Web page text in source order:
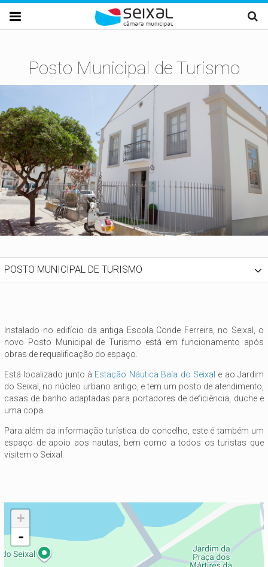
Passar para o conteúdo principal

Posto Municipal de Turismo
POSTO MUNICIPAL DE TURISMO
Instalado no edifício da antiga Escola Conde Ferreira, no Seixal, o
novo Posto Municipal de Turismo está em funcionamento após
obras de requalificação do espaço.
Está localizado junto à Estação Náutica Baía do Seixal e ao Jardim
do Seixal, no núcleo urbano antigo, e tem um posto de atendimento,
casas de banho adaptadas para portadores de deficiência, duche e
uma copa.
Para além da informação turística do concelho, este é também um
espaço de apoio aos nautas, bem como a todos os turistas que
visitem o Seixal.
+
-